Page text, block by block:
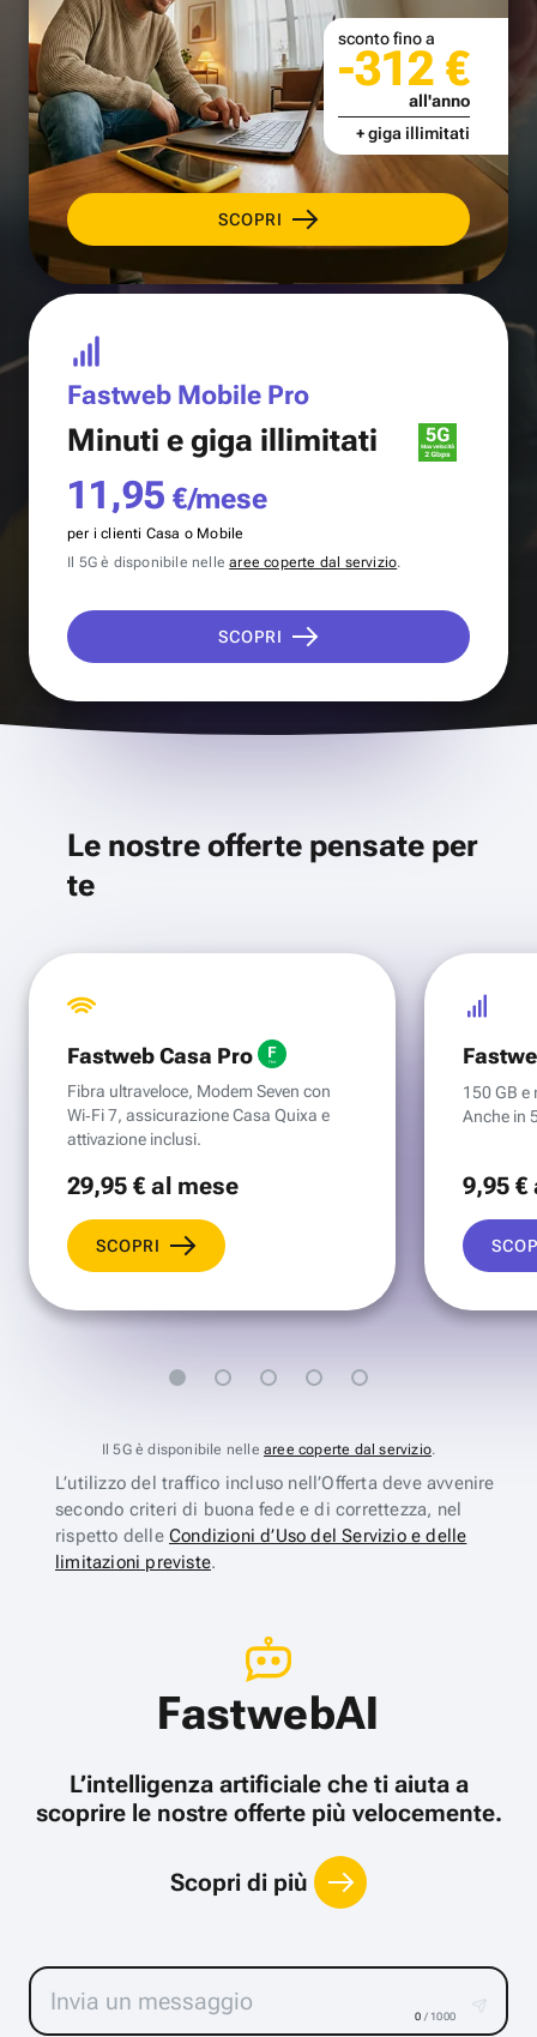
SCOPRI
sconto fino a
-312 €
all'anno
+ giga illimitati
Fastweb Mobile Pro
Minuti e giga illimitati
11,95 €/mese
per i clienti Casa o Mobile
Il 5G è disponibile nellearee coperte dal servizio.
SCOPRI
Le nostre offerte pensate per
te
Fastweb Casa Pro
Fibra ultraveloce, Modem Seven con
Wi‑Fi 7, assicurazione Casa Quixa e
attivazione inclusi.
29,95 €al mese
SCOPRI
150 GB e
Anche in
9,95 €
Il 5G è disponibile nelle aree coperte dal servizio.
L’utilizzo del traffico incluso nell’Offerta deve avvenire
secondo criteri di buona fede e di correttezza, nel
rispetto delle Condizioni d’Uso del Servizio e delle
limitazioni previste.
FastwebAI
L’intelligenza artificiale che ti aiuta a
scoprire le nostre offerte più velocemente.
Scopri di più
0 / 1000